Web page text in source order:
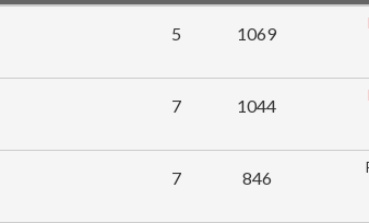
1069
5
1044
7
846
7